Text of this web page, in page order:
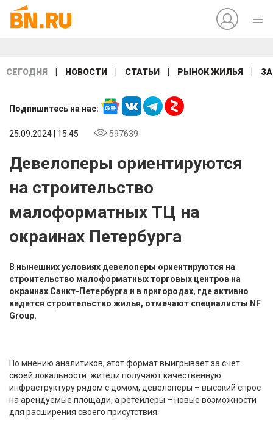
СЕГОДНЯ НОВОСТИ СТАТЬИ РЫНОК ЖИЛЬЯ
Подпишитесь на нас:
25.09.2024 | 15:45 597639
Девелоперы ориентируются
на строительство
малоформатных ТЦ на
окраинах Петербурга
В нынешних условиях девелоперы ориентируются на
строительство малоформатных торговых центров на
окраинах Санкт-Петербурга и в пригородах, где активно
ведется строительство жилья, отмечают специалисты NF
Group.
По мнению аналитиков, этот формат выигрывает за счет
своей локальности: жители получают качественную
инфраструктуру рядом с домом, девелоперы – высокий спрос
на арендуемые площади, а ретейлеры – новые возможности
для расширения своего присутствия.